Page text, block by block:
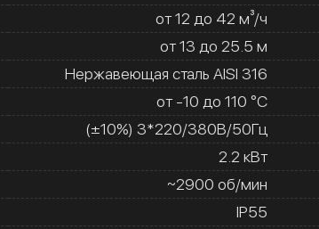
от 12 до 42 м³/ч
от 13 до 25.5 м
Нержавеющая сталь AISI 316
от -10 до 110 °C
(±10%) 3*220/380В/50Гц
2.2 кВт
~2900 об/мин
IP55